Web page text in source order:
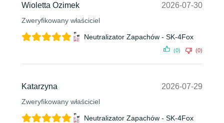
Wioletta Ozimek
Zweryfikowany właściciel
2026-07-30
Neutralizator Zapachów - SK-4Fox
(0) (0)
Katarzyna
Zweryfikowany właściciel
2026-07-29
Neutralizator Zapachów - SK-4Fox